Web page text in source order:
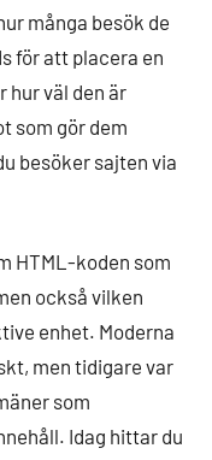
många besök de
för att placera en
hur väl den är
som gör dem
besöker sajten via
HTML-koden som
också vilken
enhet. Moderna
men tidigare var
som
Idag hittar du